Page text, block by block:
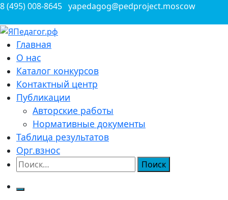
Перейти
содержимому
8 (495) 008-8645 yapedagog@pedproject.moscow
ЯПедагог.рф
Всероссийские конкурсы для педагогов
Главная
О нас
Каталог конкурсов
Контактный центр
Публикации
Авторские работы
Нормативные документы
Таблица результатов
Орг.взнос
Найти: